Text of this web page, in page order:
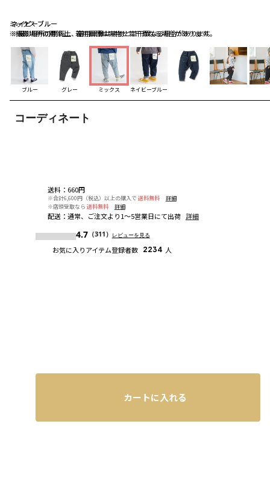
ミックス
※撮影場所の関係上、着用画像は実物と若干異なる場合があります。
ネイビーブルー
※撮影場所の関係上、着用画像は実物と若干異なる場合があります。
ネイビーブルー
ブルー グレー ミックス ネイビーブルー
コーディネート
送料： 660円
※合計6,600円（税込）以上の購入で 送料無料
詳細
※店頭受取なら 送料無料 詳細
配送： 通常、ご注文より1～5営業日にて出荷 詳細
4.7（311） レビューを見る
お気に入りアイテム登録者数 2234 人
カートに入れる